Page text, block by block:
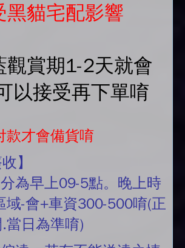
黑貓宅配影響
觀賞期1-2天就會
以接受再下單唷
款才會備貨唷
】
為早上09-5點。晚上時
域-會+車資300-500唷(正
當日為準唷)